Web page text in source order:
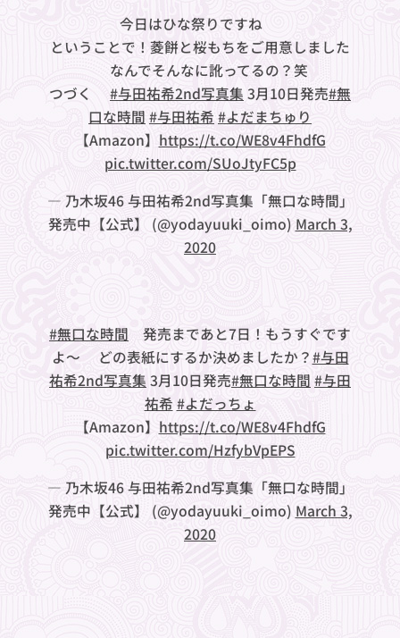
今日はひな祭りですね🎎
ということで！菱餅と桜もちをご用意しました
✨なんでそんなに訛ってるの？笑
つづく🐼 #与田祐希2nd写真集 3月10日発売#無
口な時間 #与田祐希 #よだまちゅり
【Amazon】 https://t.co/WE8v4FhdfG
pic.twitter.com/SUoJtyFC5p
— 乃木坂46 与田祐希2nd写真集「無口な時間」
発売中【公式】 (@yodayuuki_oimo) March 3,
2020
#無口な時間 発売まであと7日！もうすぐです
よ〜🐼どの表紙にするか決めましたか？#与田
祐希2nd写真集 3月10日発売#無口な時間 #与田
祐希 #よだっちょ
【Amazon】 https://t.co/WE8v4FhdfG
pic.twitter.com/HzfybVpEPS
— 乃木坂46 与田祐希2nd写真集「無口な時間」
発売中【公式】 (@yodayuuki_oimo) March 3,
2020